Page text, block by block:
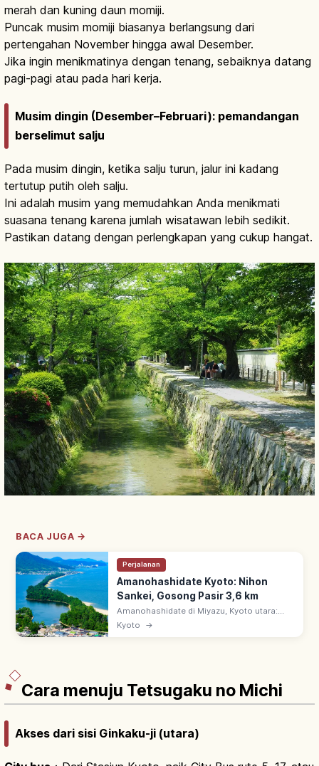
merah dan kuning daun momiji.
Puncak musim momiji biasanya berlangsung dari
pertengahan November hingga awal Desember.
Jika ingin menikmatinya dengan tenang, sebaiknya datang
pagi-pagi atau pada hari kerja.
Musim dingin (Desember–Februari): pemandangan
berselimut salju
Pada musim dingin, ketika salju turun, jalur ini kadang
tertutup putih oleh salju.
Ini adalah musim yang memudahkan Anda menikmati
suasana tenang karena jumlah wisatawan lebih sedikit.
Pastikan datang dengan perlengkapan yang cukup hangat.
BACA JUGA →
Perjalanan
Amanohashidate Kyoto: Nihon
Sankei, Gosong Pasir 3,6 km
Amanohashidate di Miyazu, Kyoto utara:
salah satu Nihon Sankei. Gosong pasir 3,6
km, ~6.700 pinus memisahkan Teluk Miyazu
Kyoto →
Cara menuju Tetsugaku no Michi
Akses dari sisi Ginkaku-ji (utara)